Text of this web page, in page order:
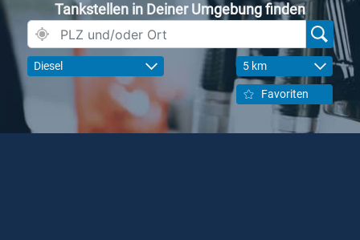
Tankstellen in Deiner Umgebung finden
Diesel 5 km
Favoriten